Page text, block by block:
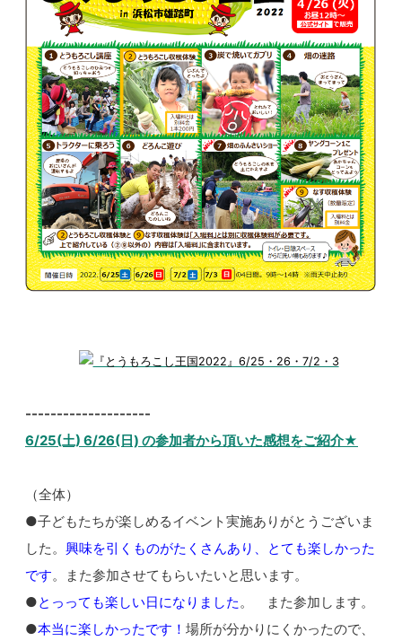
--------------------
6/25(土) 6/26(日) の参加者から頂いた感想をご紹介★
（全体）
●子どもたちが楽しめるイベント実施ありがとうございま
した。 興味を引くものがたくさんあり、とても楽しかった
です。また参加させてもらいたいと思います。
●とっっても楽しい日になりました。 また参加します。
●本当に楽しかったです！ 場所が分かりにくかったので、